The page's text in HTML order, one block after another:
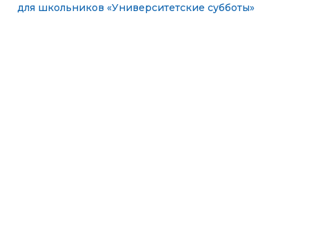
для школьников «Университетские субботы»